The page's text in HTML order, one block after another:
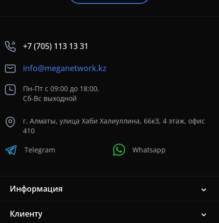
+7 (705) 113 13 31
info@meganetwork.kz
Пн-Пт с 09:00 до 18:00,
Сб-Вс выходной
г. Алматы, улица Хаби Халиуллина, 66кЗ, 4 этаж, офис
410
Telegram Whatsapp
Информация
Клиенту